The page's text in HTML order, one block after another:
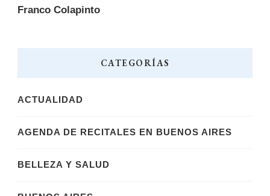
Franco Colapinto
CATEGORÍAS
ACTUALIDAD
AGENDA DE RECITALES EN BUENOS AIRES
BELLEZA Y SALUD